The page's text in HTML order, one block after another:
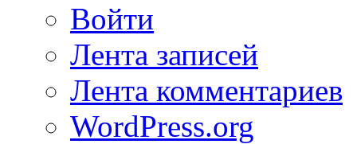
Войти
Лента записей
Лента комментариев
WordPress.org